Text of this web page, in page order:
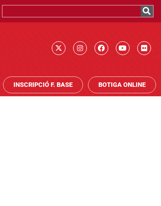
INSCRIPCIÓ F. BASE BOTIGA ONLINE